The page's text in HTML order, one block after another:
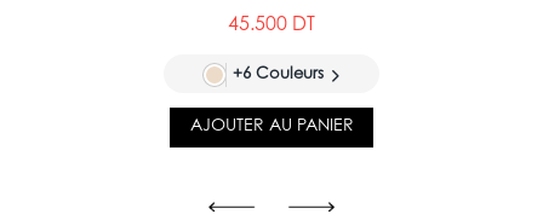
45.500 DT
+6 Couleurs
AJOUTER AU PANIER